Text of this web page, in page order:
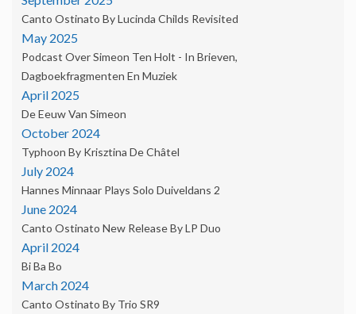
Canto Ostinato By Lucinda Childs Revisited
May 2025
Podcast Over Simeon Ten Holt - In Brieven,
Dagboekfragmenten En Muziek
April 2025
De Eeuw Van Simeon
October 2024
Typhoon By Krisztina De Châtel
July 2024
Hannes Minnaar Plays Solo Duiveldans 2
June 2024
Canto Ostinato New Release By LP Duo
April 2024
Bi Ba Bo
March 2024
Canto Ostinato By Trio SR9